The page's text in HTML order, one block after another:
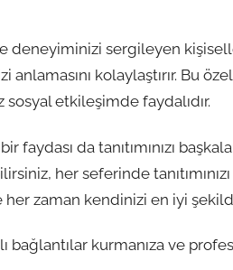
deneyiminizi sergileyen
kolaylaştırır. Bu
etkileşimde faydalıdır.
faydası da tanıtımınızı
her seferinde
zaman kendinizi en iyi
kurmanıza ve